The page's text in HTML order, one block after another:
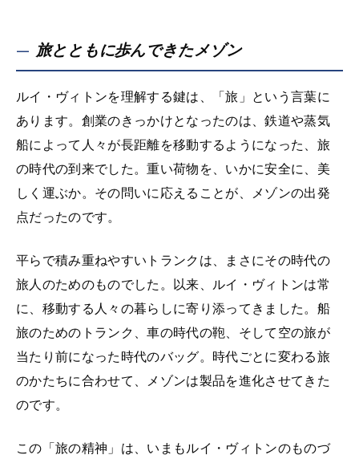
旅とともに歩んできたメゾン
ルイ・ヴィトンを理解する鍵は、「旅」という言葉に
あります。創業のきっかけとなったのは、鉄道や蒸気
船によって人々が長距離を移動するようになった、旅
の時代の到来でした。重い荷物を、いかに安全に、美
しく運ぶか。その問いに応えることが、メゾンの出発
点だったのです。
平らで積み重ねやすいトランクは、まさにその時代の
旅人のためのものでした。以来、ルイ・ヴィトンは常
に、移動する人々の暮らしに寄り添ってきました。船
旅のためのトランク、車の時代の鞄、そして空の旅が
当たり前になった時代のバッグ。時代ごとに変わる旅
のかたちに合わせて、メゾンは製品を進化させてきた
のです。
この「旅の精神」は、いまもルイ・ヴィトンのものづ